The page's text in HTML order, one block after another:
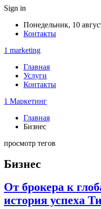
Sign in
Понедельник, 10
Контакты
1 marketing
Главная
Услуги
Контакты
1 Маркетинг
Главная
Бизнес
просмотр тегов
Бизнес
От брокера к
история успеха